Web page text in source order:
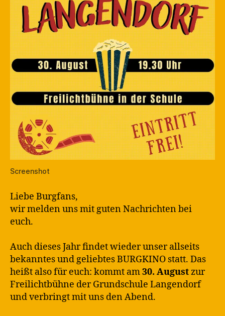
Screenshot
Liebe Burgfans,
wir melden uns mit guten Nachrichten bei
euch.
Auch dieses Jahr findet wieder unser allseits
bekanntes und geliebtes BURGKINO statt. Das
heißt also für euch: kommt am30. Augustzur
Freilichtbühne der Grundschule Langendorf
und verbringt mit uns den Abend.